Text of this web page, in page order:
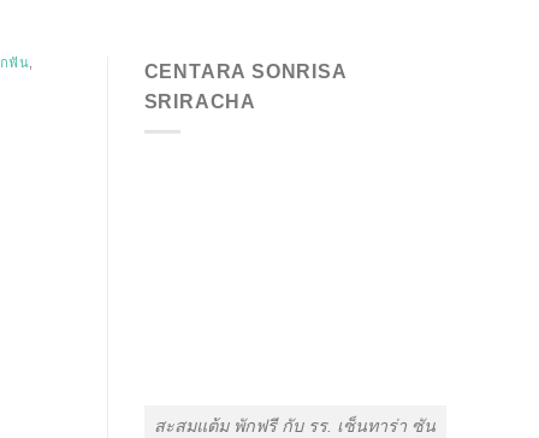
กฟัน
CENTARA SONRISA
SRIRACHA
สะสมแต้ม พักฟรี กับ รร. เซ็นทาร่า ซัน